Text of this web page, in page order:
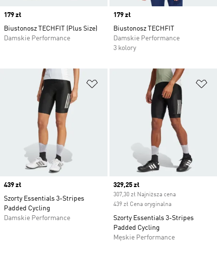
Price
179 zł
Biustonosz TECHFIT (Plus Size)
Damskie Performance
Price
179 zł
Biustonosz TECHFIT
Damskie Performance
3 kolory
Dodaj do listy życzeń
Price
439 zł
Szorty Essentials 3-Stripes
Padded Cycling
Damskie Performance
Current price
329,25 zł
307,30 zł Najniższa cena
439 zł Cena oryginalna
Szorty Essentials 3-Stripes
Padded Cycling
Męskie Performance